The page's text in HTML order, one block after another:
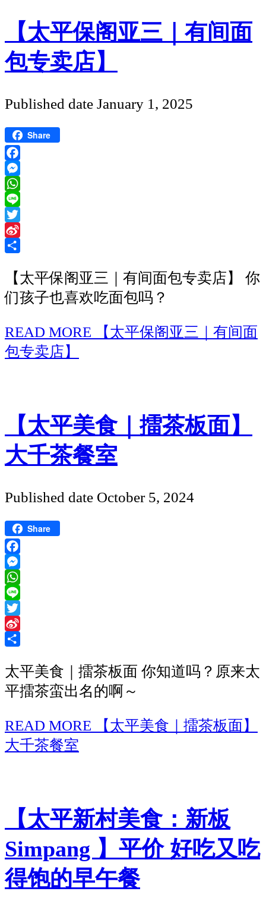
【太平保阁亚三｜有间面
包专卖店】
Published date January 1, 2025
Share
Facebook
Messenger
WhatsApp
Line
Twitter
Sina
【太平保阁亚三｜有间面包专卖店】 你
们孩子也喜欢吃面包吗？
READ MORE 【太平保阁亚三｜有间面
包专卖店】
【太平美食｜擂茶板面】
大千茶餐室
Published date October 5, 2024
Share
Facebook
Messenger
WhatsApp
Line
Twitter
Sina
太平美食｜擂茶板面 你知道吗？原来太
平擂茶蛮出名的啊～
READ MORE 【太平美食｜擂茶板面】
大千茶餐室
【太平新村美食：新板
Simpang 】平价 好吃又吃
得饱的早午餐